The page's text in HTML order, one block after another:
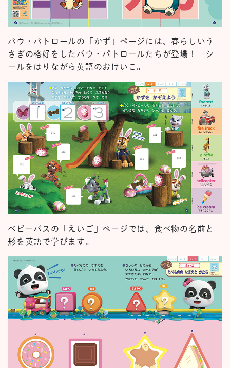
パウ・パトロールの「かず」ページには、春らしいう
さぎの格好をしたパウ・パトロールたちが登場！ シ
ールをはりながら英語のおけいこ。
ベビーバスの「えいご」ページでは、食べ物の名前と
形を英語で学びます。